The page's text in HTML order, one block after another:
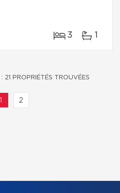
3 1
2
21 PROPRIÉTÉS TROUVÉES